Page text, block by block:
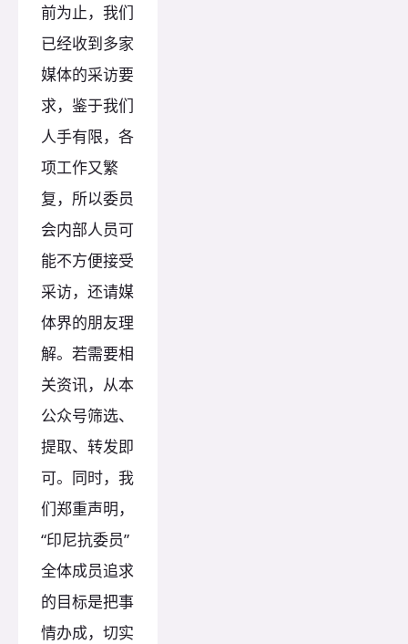
前为止，我们
已经收到多家
媒体的采访要
求，鉴于我们
人手有限，各
项工作又繁
复，所以委员
会内部人员可
能不方便接受
采访，还请媒
体界的朋友理
解。若需要相
关资讯，从本
公众号筛选、
提取、转发即
可。同时，我
们郑重声明，
“印尼抗委员”
全体成员追求
的目标是把事
情办成，切实